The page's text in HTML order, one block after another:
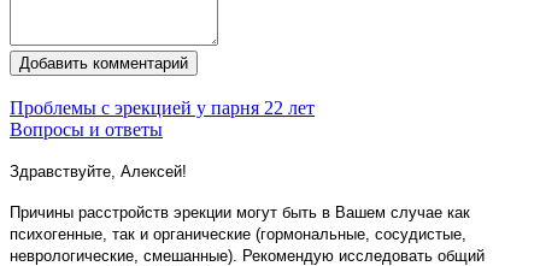
Добавить комментарий
Проблемы с эрекцией у парня 22 лет
Вопросы и ответы
Здравствуйте, Алексей!
Причины расстройств эрекции могут быть в Вашем случае как
психогенные, так и органические (гормональные, сосудистые,
неврологические, смешанные). Рекомендую исследовать общий